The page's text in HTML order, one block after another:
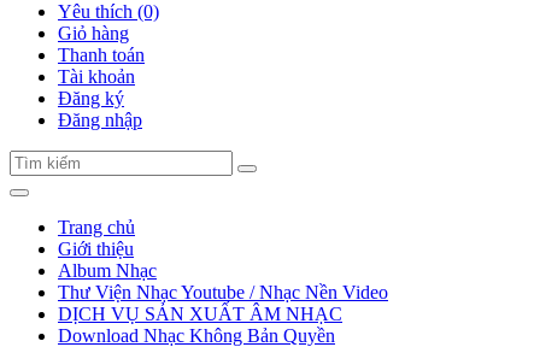
Yêu thích (0)
Giỏ hàng
Thanh toán
Tài khoản
Đăng ký
Đăng nhập
Trang chủ
Giới thiệu
Album Nhạc
Thư Viện Nhạc Youtube / Nhạc Nền Video
DỊCH VỤ SẢN XUẤT ÂM NHẠC
Download Nhạc Không Bản Quyền